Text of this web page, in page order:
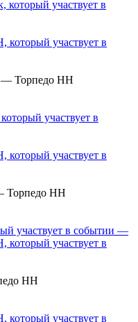
— Торпедо НН
НН
—
НН